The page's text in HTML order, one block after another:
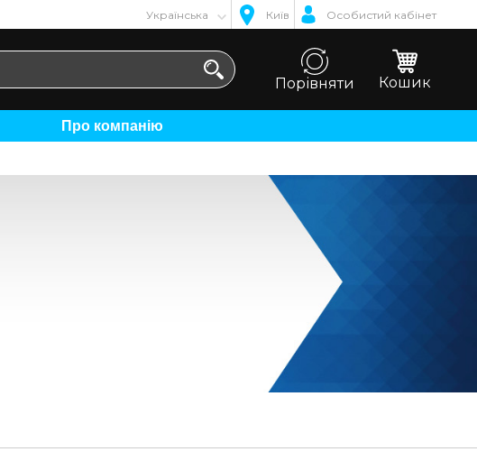
Українська Київ Особистий кабінет
Порівняти Кошик
Про компанію